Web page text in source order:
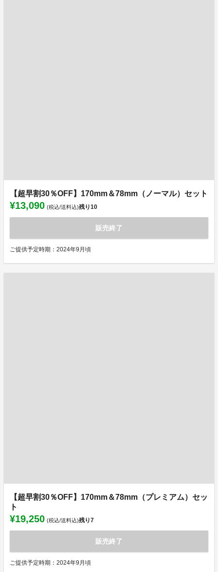
【超早割30％OFF】170mm＆78mm（ノーマル）セット
¥13,090 (税込/送料込)残り10
販売終了
ご提供予定時期：2024年9月頃
【超早割30％OFF】170mm＆78mm（プレミアム）セッ
ト
¥19,250 (税込/送料込)残り7
販売終了
ご提供予定時期：2024年9月頃